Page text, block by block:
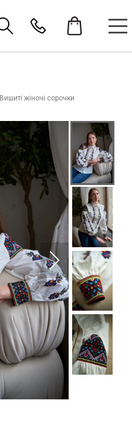
Вишиті жіночі сорочки